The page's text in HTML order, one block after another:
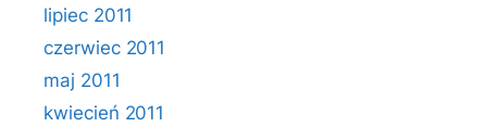
lipiec 2011
czerwiec 2011
maj 2011
kwiecień 2011